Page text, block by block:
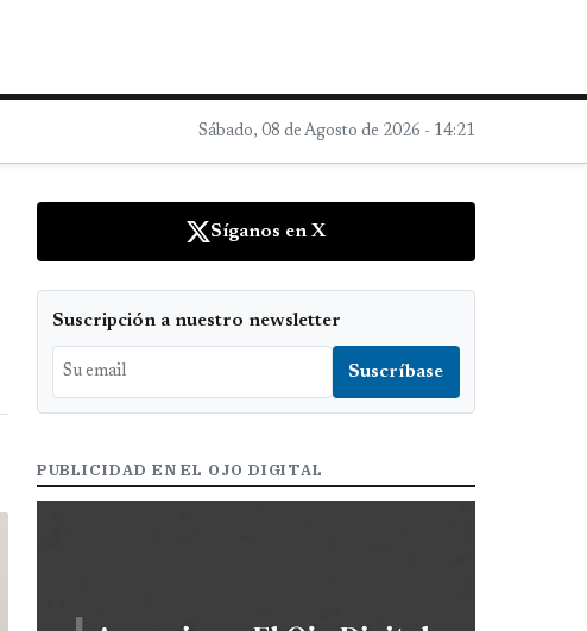
Sábado, 08 de Agosto de 2026 - 14:21
Síganos en X
Suscripción a nuestro newsletter
PUBLICIDAD EN EL OJO DIGITAL